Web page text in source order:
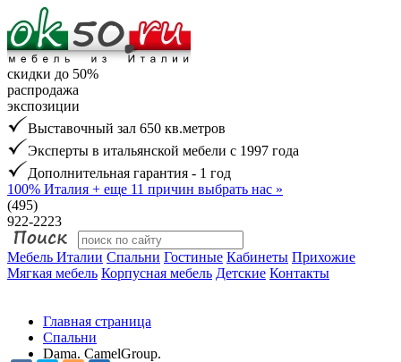
скидки до 50%
распродажа
экспозиции
Выставочный зал 650 кв.метров
Эксперты в итальянской мебели с 1997 года
Дополнительная гарантия - 1 год
100% Италия + еще 11 причин выбрать нас »
(495)
922-2223
Мебель Италии Спальни Гостиные Кабинеты Прихожие
Мягкая мебель Корпусная мебель Детские Контакты
Главная страница
Спальни
Dama. CamelGroup.